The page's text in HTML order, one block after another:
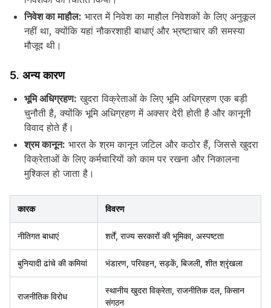
निवेश का माहौल: भारत में निवेश का माहौल निवेशकों के लिए अनुकूल
नहीं था, क्योंकि यहां नौकरशाही बाधाएं और भ्रष्टाचार की समस्या
मौजूद थी।
5. अन्य कारण
भूमि अधिग्रहण: खुदरा विक्रेताओं के लिए भूमि अधिग्रहण एक बड़ी
चुनौती है, क्योंकि भूमि अधिग्रहण में अक्सर देरी होती है और कानूनी
विवाद होते हैं।
श्रम कानून: भारत के श्रम कानून जटिल और कठोर हैं, जिससे खुदरा
विक्रेताओं के लिए कर्मचारियों को काम पर रखना और निकालना
मुश्किल हो जाता है।
कारक विवरण
नीतिगत बाधाएं शर्तें, राज्य सरकारों की भूमिका, अस्पष्टता
बुनियादी ढांचे की कमियां भंडारण, परिवहन, सड़कें, बिजली, शीत श्रृंखला
राजनीतिक विरोध
स्थानीय खुदरा विक्रेता, राजनीतिक दल, किसान
संगठन